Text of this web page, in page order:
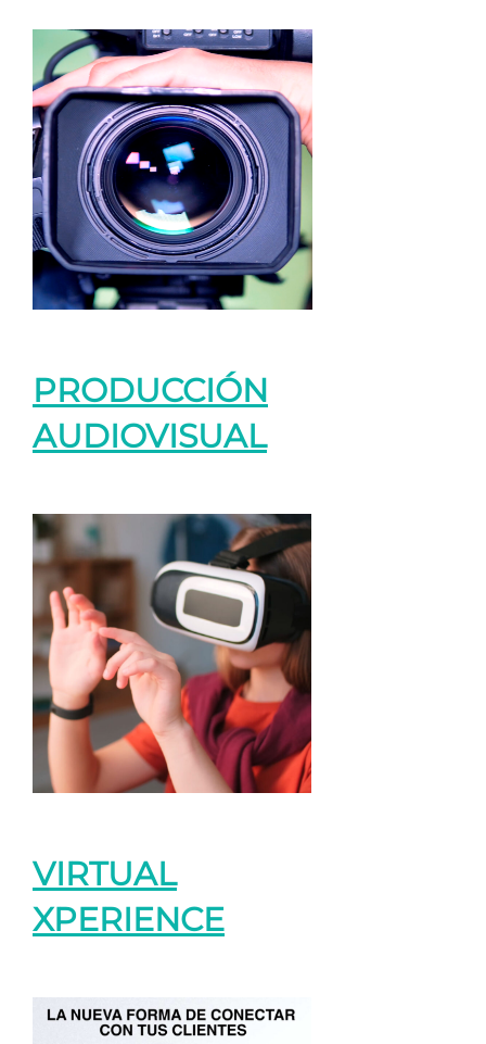
PRODUCCIÓN
AUDIOVISUAL
VIRTUAL
XPERIENCE